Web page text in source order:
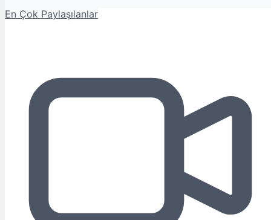
En Çok Paylaşılanlar